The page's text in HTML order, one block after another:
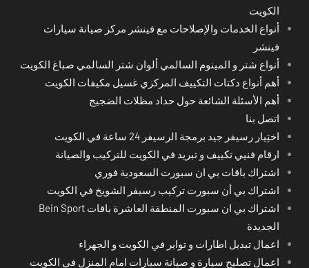
الكويت
أنواع الخدمات والإصلاحات مع فينشر مركز صيانة سيارات
فينشر
أنواع شتر و المينوم السالمي ألوان شتر السالمي صباغ الكويت
أهم أنواع دكتات التكييف المركزي غسيل مكيفات الكويت
أهم الأسئلة الشائعة حول حداد مظلات الضجيج
اتصل بنا
اختِيار رسيفر جيد برمجة الرسيفر 24 ساعة في الكويت
ارقام فنيي تكييف و تبريد في الكويت للتركيب والصيانة
اشتراك باقات بي ان سبورت السعودية فوري
اشتراك بي أن سبورت تركيب رسيفر الشويخ في الكويت
اشتراك بي ان سبورت المنطقة العاشرة باقات Bein Sport
الجديدة
اعمال تبديل اطارات و تواير في الكويت و الجهراء
اعمال تصليح سيارة و صيانة سيارات امام المنزل في الكويت